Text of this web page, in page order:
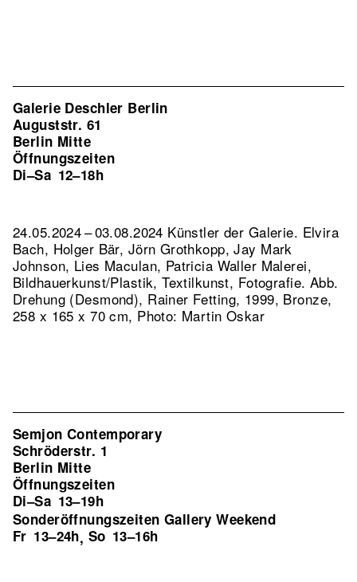
Galerie Deschler Berlin
Auguststr. 61
Berlin Mitte
Öffnungszeiten
Di–Sa 12–18h
24.05.2024 – 03.08.2024 Künstler der Galerie. Elvira
Bach, Holger Bär, Jörn Grothkopp, Jay Mark
Johnson, Lies Maculan, Patricia Waller Malerei,
Bildhauerkunst/Plastik, Textilkunst, Fotografie. Abb.
Drehung (Desmond), Rainer Fetting, 1999, Bronze,
258 x 165 x 70 cm, Photo: Martin Oskar
Semjon Contemporary
Schröderstr. 1
Berlin Mitte
Öffnungszeiten
Di–Sa 13–19h
Sonderöffnungszeiten Gallery Weekend
Fr 13–24h, So 13–16h